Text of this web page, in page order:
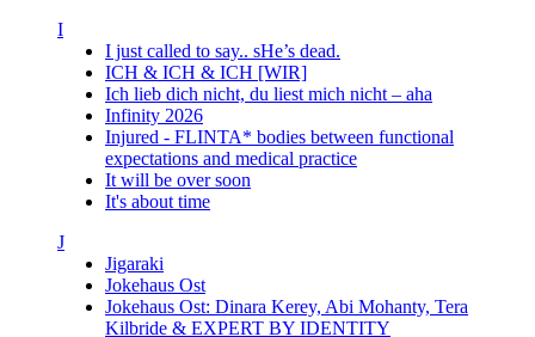
I
I just called to say.. sHe’s dead.
ICH & ICH & ICH [WIR]
Ich lieb dich nicht, du liest mich nicht – aha
Infinity 2026
Injured - FLINTA* bodies between functional
expectations and medical practice
It will be over soon
It's about time
J
Jigaraki
Jokehaus Ost
Jokehaus Ost: Dinara Kerey, Abi Mohanty, Tera
Kilbride & EXPERT BY IDENTITY